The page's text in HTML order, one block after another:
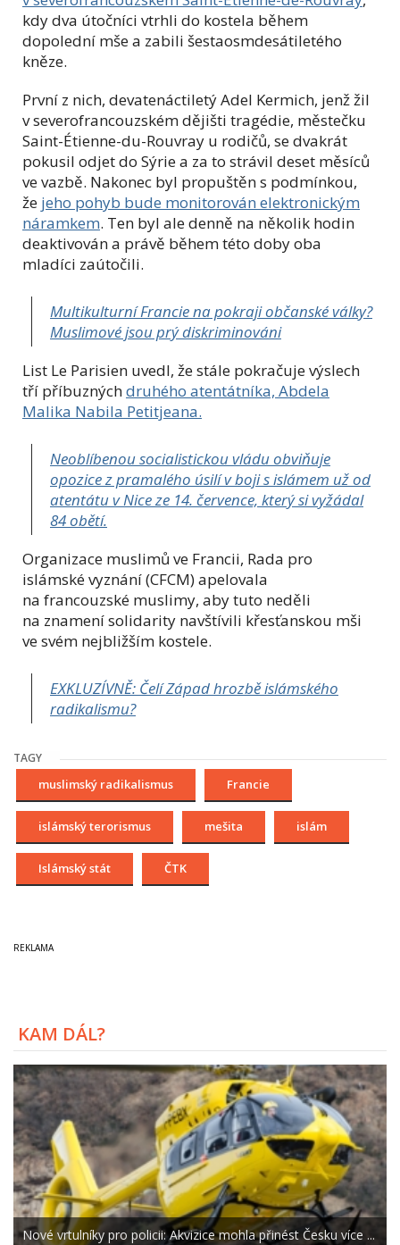
kdy dva útočníci vtrhli do kostela během
dopolední mše a zabili šestaosmdesátiletého
kněze.
První z nich, devatenáctiletý Adel Kermich, jenž žil
v severofrancouzském dějišti tragédie, městečku
Saint-Étienne-du-Rouvray u rodičů, se dvakrát
pokusil odjet do Sýrie a za to strávil deset měsíců
ve vazbě. Nakonec byl propuštěn s podmínkou,
že jeho pohyb bude monitorován elektronickým
náramkem. Ten byl ale denně na několik hodin
deaktivován a právě během této doby oba
mladíci zaútočili.
Multikulturní Francie na pokraji občanské války?
Muslimové jsou prý diskriminováni
List Le Parisien uvedl, že stále pokračuje výslech
tří příbuznýchdruhého atentátníka, Abdela
Malika Nabila Petitjeana.
Neoblíbenou socialistickou vládu obviňuje
opozice z pramalého úsilí v boji s islámem už od
atentátu v Nice ze 14. července, který si vyžádal
84 obětí.
Organizace muslimů ve Francii, Rada pro
islámské vyznání (CFCM) apelovala
na francouzské muslimy, aby tuto neděli
na znamení solidarity navštívili křesťanskou mši
ve svém nejbližším kostele.
EXKLUZÍVNĚ: Čelí Západ hrozbě islámského
radikalismu?
TAGY
muslimský radikalismus Francie
islámský terorismus mešita islám
Islámský stát ČTK
KAM DÁL?
Nové vrtulníky pro policii: Akvizice mohla přinést Česku více ...